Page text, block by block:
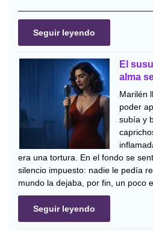
Seguir leyendo
El
alma
Marilén
poder
subía y
era una tortura. En el fondo se
silencio impuesto: nadie le pedía
mundo la dejaba, por fin, un poco
Seguir leyendo